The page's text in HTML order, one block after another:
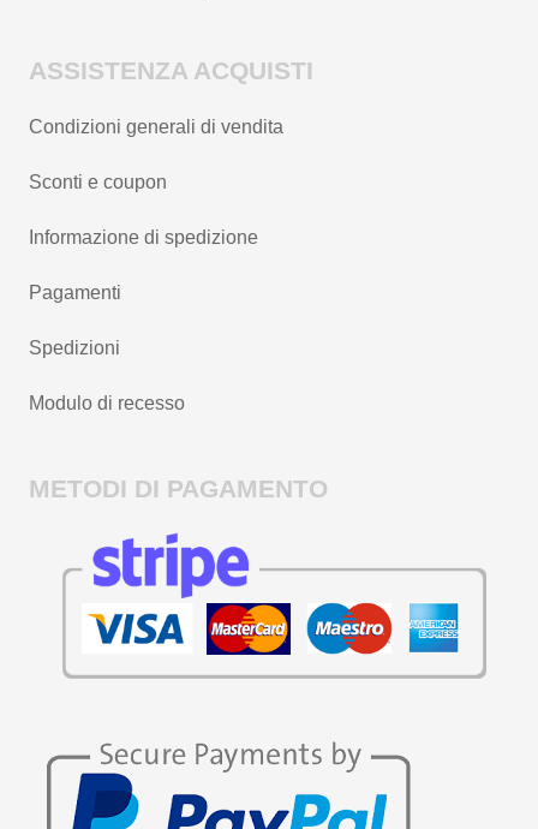
ASSISTENZA ACQUISTI
Condizioni generali di vendita
Sconti e coupon
Informazione di spedizione
Pagamenti
Spedizioni
Modulo di recesso
METODI DI PAGAMENTO